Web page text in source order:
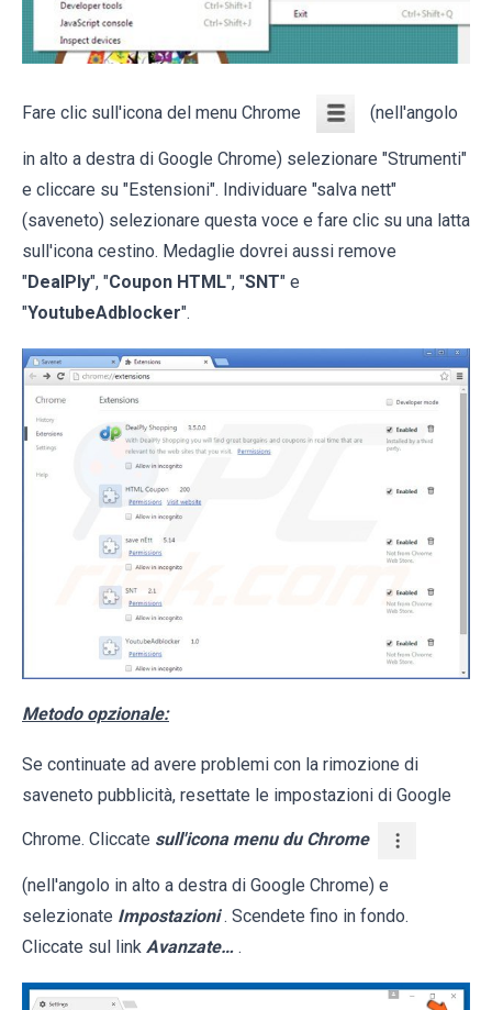
Fare clic sull'icona del menu Chrome (nell'angolo
in alto a destra di Google Chrome) selezionare "Strumenti"
e cliccare su "Estensioni". Individuare "salva nett"
(saveneto) selezionare questa voce e fare clic su una latta
sull'icona cestino. Medaglie dovrei aussi remove
"DealPly", "Coupon HTML", "SNT" e
"YoutubeAdblocker".
Metodo opzionale:
Se continuate ad avere problemi con la rimozione di
saveneto pubblicità, resettate le impostazioni di Google
Chrome. Cliccate sull'icona menu du Chrome
(nell'angolo in alto a destra di Google Chrome) e
selezionate Impostazioni . Scendete fino in fondo.
Cliccate sul link Avanzate… .